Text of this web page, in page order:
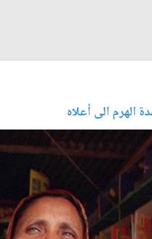
الهرم الى أعلاه